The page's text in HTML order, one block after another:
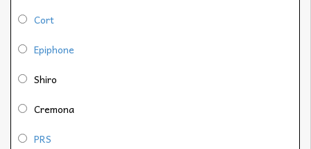
Cort
Epiphone
Shiro
Cremona
PRS